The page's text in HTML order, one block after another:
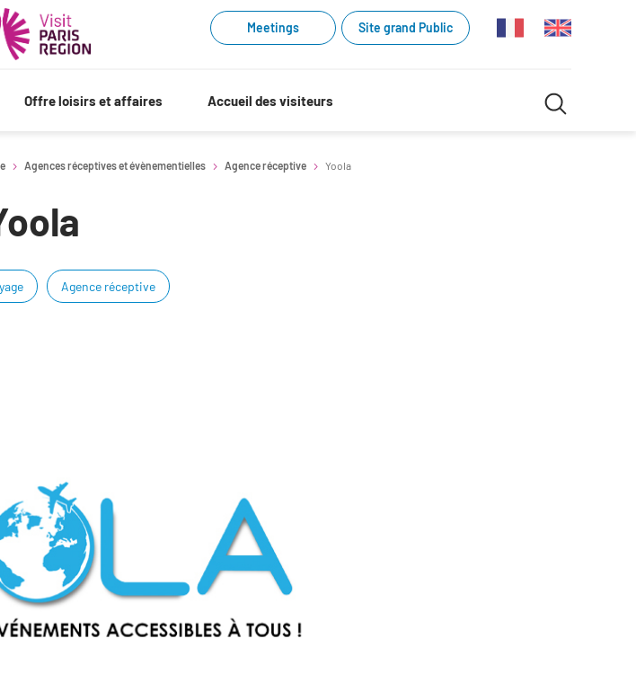
Meetings Site grand Public
Offre loisirs et affaires Accueil des visiteurs Recherche
Agences réceptives et évènementielles Agence réceptive Yoola
Agence réceptive